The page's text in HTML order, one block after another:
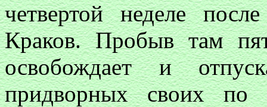
четвертой неделе
Краков. Пробыв там
освобождает и
придворных своих по